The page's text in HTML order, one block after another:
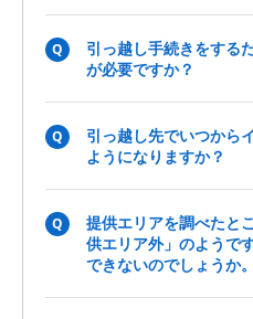
Q
引っ越し手続きをする
が必要ですか？
Q
引っ越し先でいつから
ようになりますか？
Q
提供エリアを調べたと
供エリア外」のようで
できないのでしょうか。